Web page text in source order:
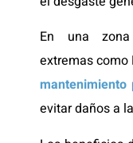
En una
extremas como
mantenimiento
evitar daños a